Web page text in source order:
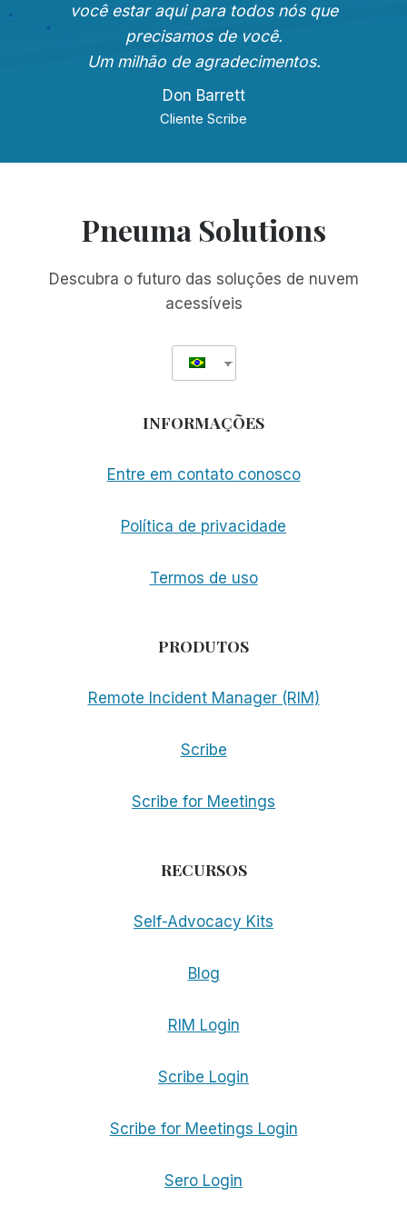
você estar aqui para todos nós que
precisamos de você.
Um milhão de agradecimentos.
Don Barrett
Cliente Scribe
Pneuma Solutions
Descubra o futuro das soluções de nuvem
acessíveis
INFORMAÇÕES
Entre em contato conosco
Política de privacidade
Termos de uso
PRODUTOS
Remote Incident Manager (RIM)
Scribe
Scribe for Meetings
RECURSOS
Self-Advocacy Kits
Blog
RIM Login
Scribe Login
Scribe for Meetings Login
Sero Login